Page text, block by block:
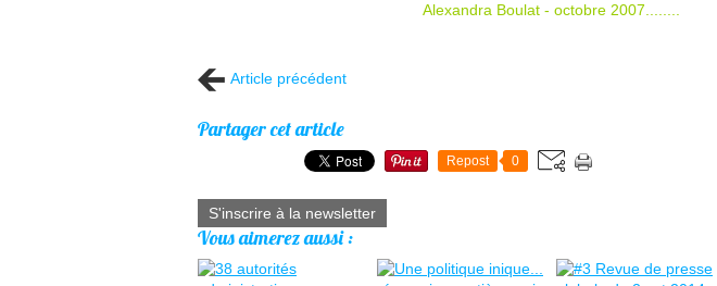
Alexandra Boulat - octobre 2007........
Article précédent
Partager cet article
Repost 0
S'inscrire à la newsletter
Vous aimerez aussi :